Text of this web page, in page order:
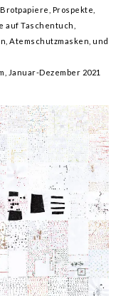
Prospekte,
auf Taschentuch,
Atemschutzmasken, und
Januar-Dezember 2021